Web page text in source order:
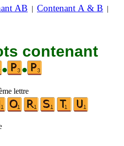
AB | Contenant A & B |
contenant
• •
lettre